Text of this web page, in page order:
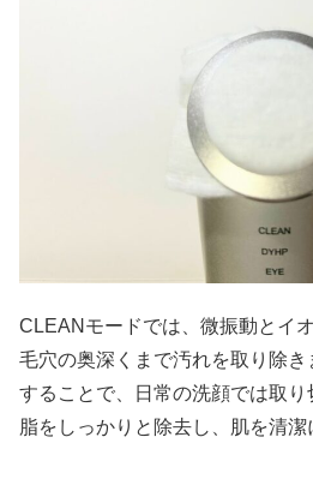
CLEANモードでは、微振動とイ
毛穴の奥深くまで汚れを取り除
することで、日常の洗顔では取
脂をしっかりと除去し、肌を清潔